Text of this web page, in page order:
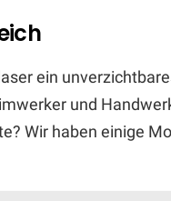
ein
und
Wir haben einige